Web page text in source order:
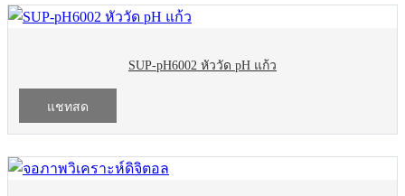
SUP-pH6002 หัววัด pH แก้ว
แชทสด